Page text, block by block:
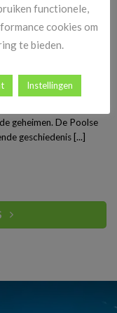
charme van
geheimen. De Poolse
geschiedenis [...]
functionele,
cookies om
te bieden.
Instellingen